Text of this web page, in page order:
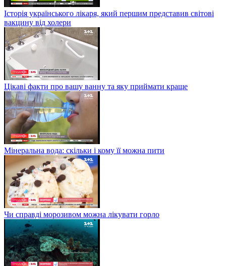
Історія українського лікаря, який першим представив світові
вакцину від холери
Цікаві факти про вашу ванну та яку приймати краще
Мінеральна вода: скільки і кому її можна пити
Чи справді морозивом можна лікувати горло